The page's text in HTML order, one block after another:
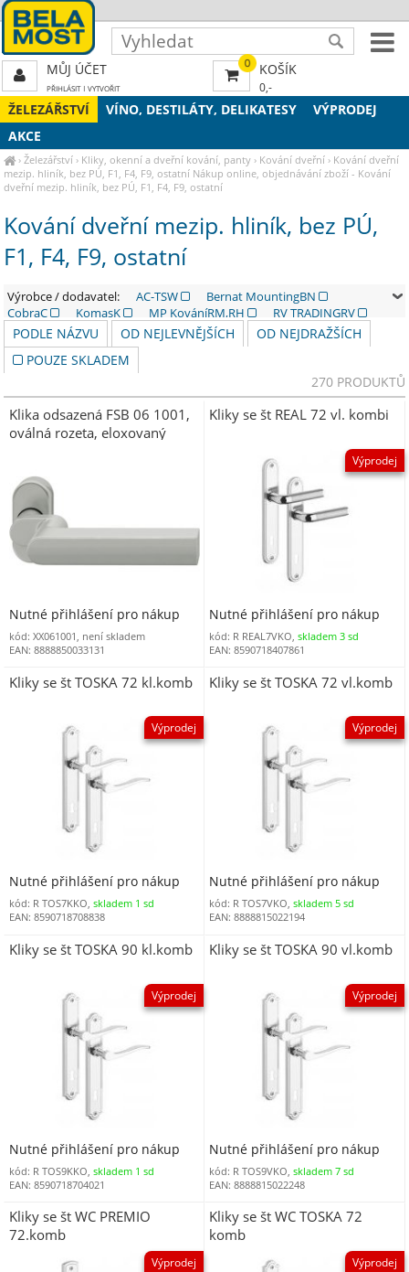
ŽELEZÁŘSTVÍ VÍNO, DESTILÁTY, DELIKATESY
VÝPRODEJ
AKCE
›Železářství › Kliky, okenní a dveřní kování, panty › Kování dveřní › Kování dveřní
mezip. hliník, bez PÚ, F1, F4, F9, ostatní Nákup online, objednávání zboží - Kování
dveřní mezip. hliník, bez PÚ, F1, F4, F9, ostatní
Kování dveřní mezip. hliník, bez PÚ,
F1, F4, F9, ostatní
Výrobce / dodavatel: AC-TSW
Bernat MountingBN
CobraC
KomasK MP KováníRM,RH
RV TRADINGRV
Richter CzechRJ
RostexR TwinTW
PODLE NÁZVU OD NEJLEVNĚJŠÍCH
OD NEJDRAŽŠÍCH
POUZE SKLADEM
270 PRODUKTŮ
Klika odsazená FSB 06 1001,
oválná rozeta, eloxovaný
Nutné přihlášení pro nákup
kód: XX061001, není skladem
EAN: 8888850033131
Kliky se št REAL 72 vl. kombi
Výprodej
Nutné přihlášení pro nákup
kód: R REAL7VKO,skladem 3 sd
EAN: 8590718407861
Kliky se št TOSKA 72 kl.komb
Výprodej
Nutné přihlášení pro nákup
kód: R TOS7KKO, skladem 1 sd
EAN: 8590718708838
Kliky se št TOSKA 72 vl.komb
Výprodej
Nutné přihlášení pro nákup
kód: R TOS7VKO,skladem 5 sd
EAN: 8888815022194
Kliky se št TOSKA 90 kl.komb
Výprodej
Nutné přihlášení pro nákup
kód: R TOS9KKO, skladem 1 sd
EAN: 8590718704021
Kliky se št TOSKA 90 vl.komb
Výprodej
Nutné přihlášení pro nákup
kód: R TOS9VKO,skladem 7 sd
EAN: 8888815022248
Kliky se št WC PREMIO
72.komb
Výprodej
Kliky se št WC TOSKA 72
komb
Výprodej
0 KOŠÍK
0,-
MŮJ ÚČET
PŘIHLÁSIT| VYTVOŘIT